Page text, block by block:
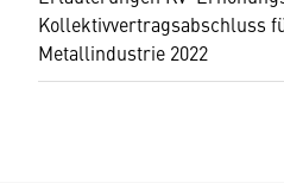
Kollektivvertragsabschluss
Metallindustrie 2022